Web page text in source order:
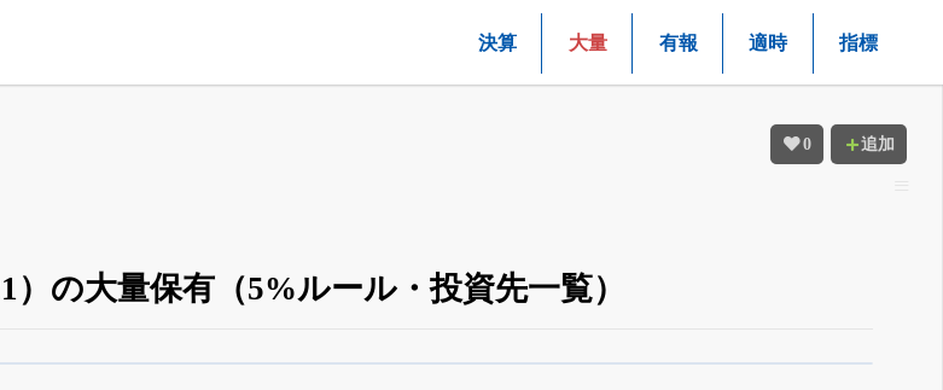
決算 大量 有報 適時 指標
0 追加
の大量保有（5%ルール・投資先一覧）